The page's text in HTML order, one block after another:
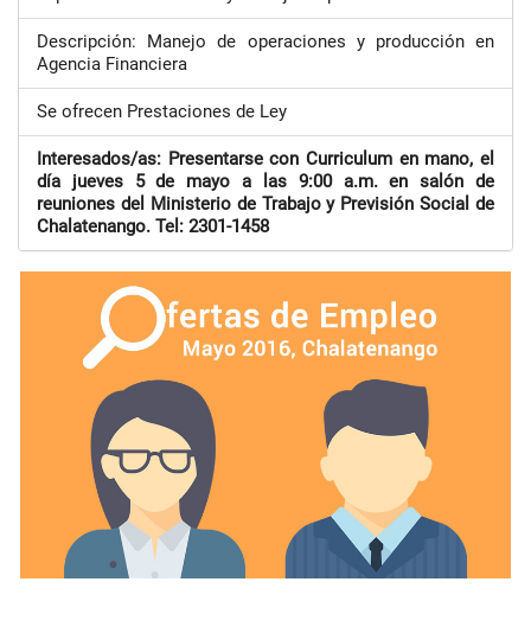
Descripción: Manejo de operaciones y producción en
Agencia Financiera
Se ofrecen Prestaciones de Ley
Interesados/as: Presentarse con Curriculum en mano, el
día jueves 5 de mayo a las 9:00 a.m. en salón de
reuniones del Ministerio de Trabajo y Previsión Social de
Chalatenango. Tel: 2301-1458